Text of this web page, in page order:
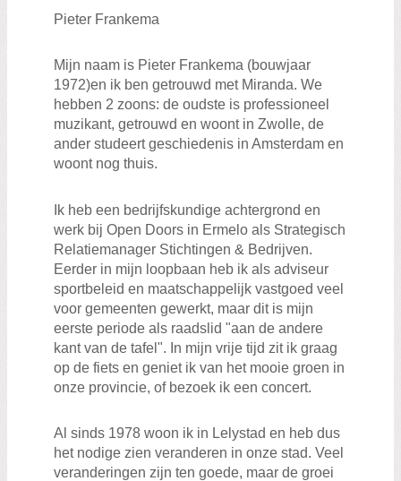
Zoeken
Pieter Frankema
Mijn naam is Pieter Frankema (bouwjaar
1972)en ik ben getrouwd met Miranda. We
hebben 2 zoons: de oudste is professioneel
muzikant, getrouwd en woont in Zwolle, de
ander studeert geschiedenis in Amsterdam en
woont nog thuis.
Ik heb een bedrijfskundige achtergrond en
werk bij Open Doors in Ermelo als Strategisch
Relatiemanager Stichtingen & Bedrijven.
Eerder in mijn loopbaan heb ik als adviseur
sportbeleid en maatschappelijk vastgoed veel
voor gemeenten gewerkt, maar dit is mijn
eerste periode als raadslid "aan de andere
kant van de tafel". In mijn vrije tijd zit ik graag
op de fiets en geniet ik van het mooie groen in
onze provincie, of bezoek ik een concert.
Al sinds 1978 woon ik in Lelystad en heb dus
het nodige zien veranderen in onze stad. Veel
veranderingen zijn ten goede, maar de groei